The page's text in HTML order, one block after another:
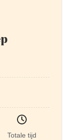
Totale tijd